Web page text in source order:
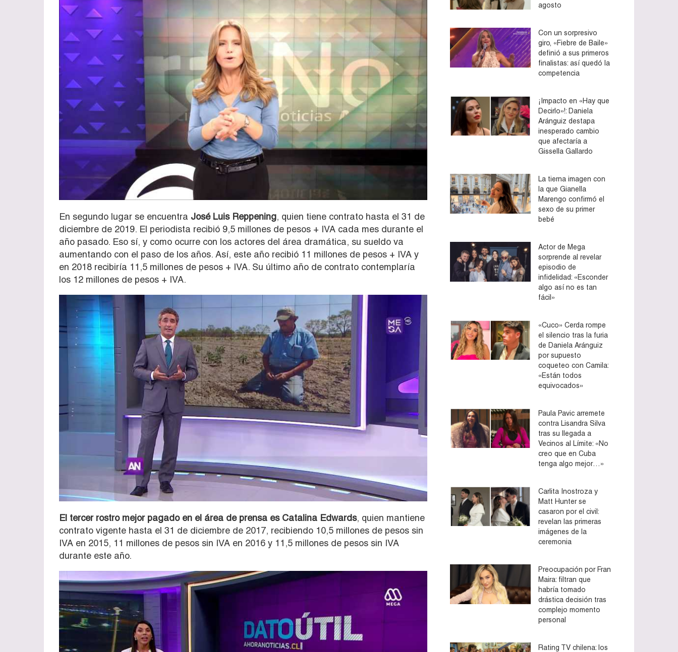
En segundo lugar se encuentra José Luis Reppening, quien tiene contrato hasta el 31 de
diciembre de 2019. El periodista recibió 9,5 millones de pesos + IVA cada mes durante el
año pasado. Eso sí, y como ocurre con los actores del área dramática, su sueldo va
aumentando con el paso de los años. Así, este año recibió 11 millones de pesos + IVA y
en 2018 recibiría 11,5 millones de pesos + IVA. Su último año de contrato contemplaría
los 12 millones de pesos + IVA.
El tercer rostro mejor pagado en el área de prensa es Catalina Edwards, quien mantiene
contrato vigente hasta el 31 de diciembre de 2017, recibiendo 10,5 millones de pesos sin
IVA en 2015, 11 millones de pesos sin IVA en 2016 y 11,5 millones de pesos sin IVA
durante este año.
agosto
Con un sorpresivo
giro, «Fiebre de Baile»
definió a sus primeros
finalistas: así quedó la
competencia
¡Impacto en «Hay que
Decirlo»!: Daniela
Aránguiz destapa
inesperado cambio
que afectaría a
Gissella Gallardo
La tierna imagen con
la que Gianella
Marengo confirmó el
sexo de su primer
bebé
Actor de Mega
sorprende al revelar
episodio de
infidelidad: «Esconder
algo así no es tan
fácil»
«Cuco» Cerda rompe
el silencio tras la furia
de Daniela Aránguiz
por supuesto
coqueteo con Camila:
«Están todos
equivocados»
Paula Pavic arremete
contra Lisandra Silva
tras su llegada a
Vecinos al Límite: «No
creo que en Cuba
tenga algo mejor…»
Carlita Inostroza y
Matt Hunter se
casaron por el civil:
revelan las primeras
imágenes de la
ceremonia
Preocupación por Fran
Maira: filtran que
habría tomado
drástica decisión tras
complejo momento
personal
Rating TV chilena: los